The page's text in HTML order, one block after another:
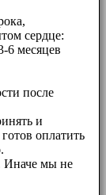
сердце:
6 месяцев
после
и
оплатить
Иначе мы не